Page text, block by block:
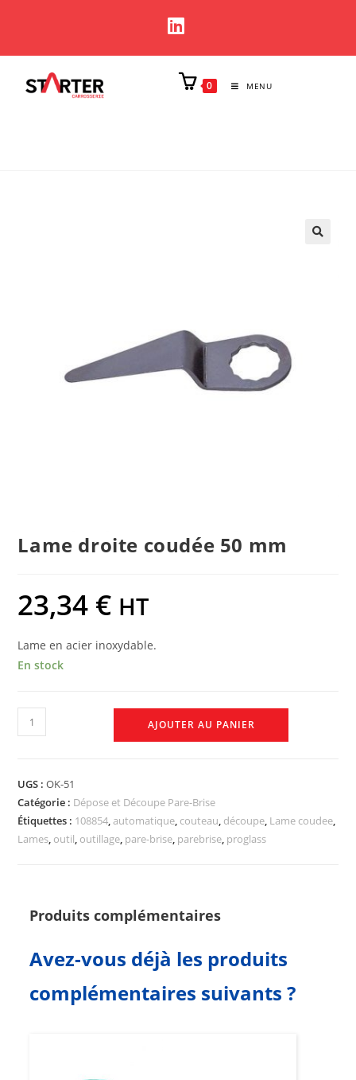
0 MENU
Lame droite coudée 50 mm
23,34 € HT
Lame en acier inoxydable.
En stock
AJOUTER AU PANIER
UGS :OK-51
Catégorie : Dépose et Découpe Pare-Brise
Étiquettes : 108854,automatique, couteau, découpe, Lame coudee,
Lames, outil, outillage, pare-brise, parebrise, proglass
Produits complémentaires
Avez-vous déjà les produits
complémentaires suivants ?